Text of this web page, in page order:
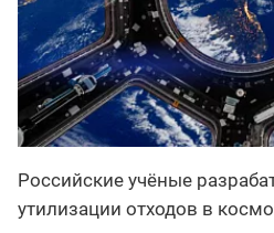
Российские учёные
утилизации отходов в